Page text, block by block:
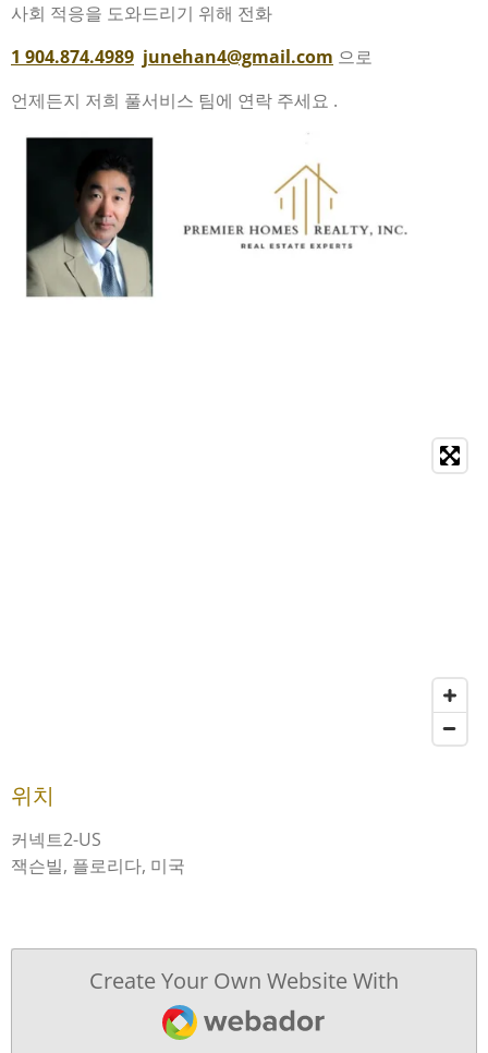
사회 적응을 도와드리기 위해 전화
1 904.874.4989 junehan4@gmail.com 으로
언제든지 저희 풀서비스 팀에 연락 주세요 .
위치
커넥트2-US
잭슨빌, 플로리다, 미국
Create Your Own Website With
Webador